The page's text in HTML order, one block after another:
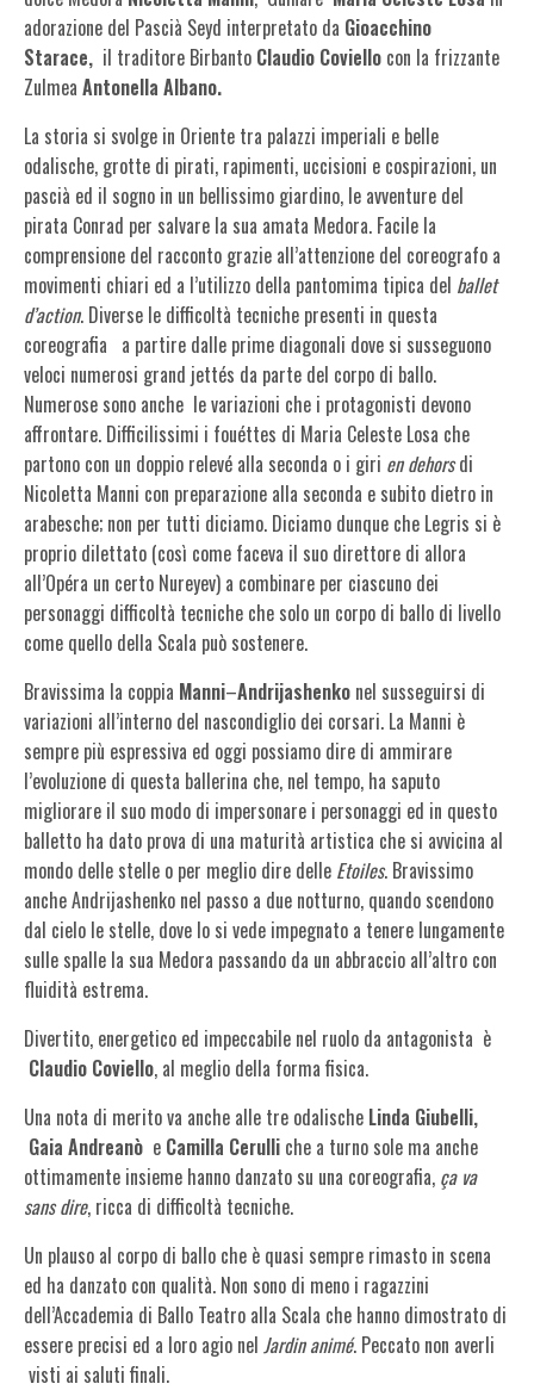
adorazione del Pascià Seyd interpretato da Gioacchino
Starace, il traditore Birbanto Claudio Coviello con la frizzante
ZulmeaAntonella Albano.
La storia si svolge in Oriente tra palazzi imperiali e belle
odalische, grotte di pirati, rapimenti, uccisioni e cospirazioni, un
pascià ed il sogno in un bellissimo giardino, le avventure del
pirata Conrad per salvare la sua amata Medora. Facile la
comprensione del racconto grazie all’attenzione del coreografo a
movimenti chiari ed a l’utilizzo della pantomima tipica del ballet
d’action. Diverse le difficoltà tecniche presenti in questa
coreografia a partire dalle prime diagonali dove si susseguono
veloci numerosi grand jettés da parte del corpo di ballo.
Numerose sono anche le variazioni che i protagonisti devono
affrontare. Difficilissimi i fouéttes di Maria Celeste Losa che
partono con un doppio relevé alla seconda o i giri en dehorsdi
Nicoletta Manni con preparazione alla seconda e subito dietro in
arabesche; non per tutti diciamo. Diciamo dunque che Legris si è
proprio dilettato (così come faceva il suo direttore di allora
all’Opéra un certo Nureyev) a combinare per ciascuno dei
personaggi difficoltà tecniche che solo un corpo di ballo di livello
come quello della Scala può sostenere.
Bravissima la coppia Manni–Andrijashenko nel susseguirsi di
variazioni all’interno del nascondiglio dei corsari. La Manni è
sempre più espressiva ed oggi possiamo dire di ammirare
l’evoluzione di questa ballerina che, nel tempo, ha saputo
migliorare il suo modo di impersonare i personaggi ed in questo
balletto ha dato prova di una maturità artistica che si avvicina al
mondo delle stelle o per meglio dire delle Etoiles. Bravissimo
anche Andrijashenko nel passo a due notturno, quando scendono
dal cielo le stelle, dove lo si vede impegnato a tenere lungamente
sulle spalle la sua Medora passando da un abbraccio all’altro con
fluidità estrema.
Divertito, energetico ed impeccabile nel ruolo da antagonista è
Claudio Coviello, al meglio della forma fisica.
Una nota di merito va anche alle tre odalische Linda Giubelli,
Gaia Andreanò e Camilla Cerulli che a turno sole ma anche
ottimamente insieme hanno danzato su una coreografia, ça va
sans dire, ricca di difficoltà tecniche.
Un plauso al corpo di ballo che è quasi sempre rimasto in scena
ed ha danzato con qualità. Non sono di meno i ragazzini
dell’Accademia di Ballo Teatro alla Scala che hanno dimostrato di
essere precisi ed a loro agio nelJardin animé. Peccato non averli
visti ai saluti finali.